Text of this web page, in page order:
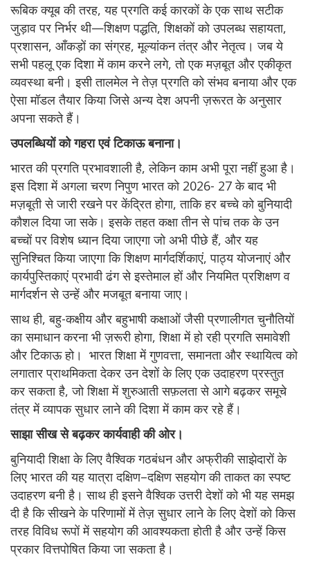
रूबिक क्यूब की तरह, यह प्रगति कई कारकों के एक साथ सटीक
जुड़ाव पर निर्भर थी—शिक्षण पद्धति, शिक्षकों को उपलब्ध सहायता,
प्रशासन, आँकड़ों का संग्रह, मूल्यांकन तंत्र और नेतृत्व। जब ये
सभी पहलू एक दिशा में काम करने लगे, तो एक मज़बूत और एकीकृत
व्यवस्था बनी। इसी तालमेल ने तेज़ प्रगति को संभव बनाया और एक
ऐसा मॉडल तैयार किया जिसे अन्य देश अपनी ज़रूरत के अनुसार
अपना सकते हैं।
उपलब्धियों को गहरा एवं टिकाऊ बनाना।
भारत की प्रगति प्रभावशाली है, लेकिन काम अभी पूरा नहीं हुआ है।
इस दिशा में अगला चरण निपुण भारत को 2026- 27 के बाद भी
मज़बूती से जारी रखने पर केंद्रित होगा, ताकि हर बच्चे को बुनियादी
कौशल दिया जा सके। इसके तहत कक्षा तीन से पांच तक के उन
बच्चों पर विशेष ध्यान दिया जाएगा जो अभी पीछे हैं, और यह
सुनिश्चित किया जाएगा कि शिक्षण मार्गदर्शिकाएं, पाठ्य योजनाएं और
कार्यपुस्तिकाएं प्रभावी ढंग से इस्तेमाल हों और नियमित प्रशिक्षण व
मार्गदर्शन से उन्हें और मजबूत बनाया जाए।
साथ ही, बहु-कक्षीय और बहुभाषी कक्षाओं जैसी प्रणालीगत चुनौतियों
का समाधान करना भी ज़रूरी होगा, शिक्षा में हो रही प्रगति समावेशी
और टिकाऊ हो। भारत शिक्षा में गुणवत्ता, समानता और स्थायित्व को
लगातार प्राथमिकता देकर उन देशों के लिए एक उदाहरण प्रस्तुत
कर सकता है, जो शिक्षा में शुरुआती सफ़लता से आगे बढ़कर समूचे
तंत्र में व्यापक सुधार लाने की दिशा में काम कर रहे हैं।
साझा सीख से बढ़कर कार्यवाही की ओर।
बुनियादी शिक्षा के लिए वैश्विक गठबंधन और अफ्रीकी साझेदारों के
लिए भारत की यह यात्रा दक्षिण–दक्षिण सहयोग की ताकत का स्पष्ट
उदाहरण बनी है। साथ ही इसने वैश्विक उत्तरी देशों को भी यह समझ
दी है कि सीखने के परिणामों में तेज़ सुधार लाने के लिए देशों को किस
तरह विविध रूपों में सहयोग की आवश्यकता होती है और उन्हें किस
प्रकार वित्तपोषित किया जा सकता है।